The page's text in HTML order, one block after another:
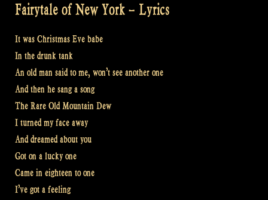
Fairytale of New York – Lyrics
It was Christmas Eve babe
In the drunk tank
An old man said to me, won’t see another one
And then he sang a song
The Rare Old Mountain Dew
I turned my face away
And dreamed about you
Got on a lucky one
Came in eighteen to one
I’ve got a feeling